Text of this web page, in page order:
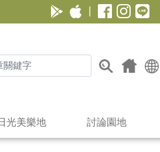
光美樂地 討論園地